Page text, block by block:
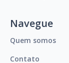
Navegue
Quem somos
Contato